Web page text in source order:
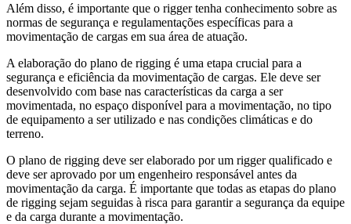
Além disso, é importante que o rigger tenha conhecimento sobre as
normas de segurança e regulamentações específicas para a
movimentação de cargas em sua área de atuação.
A elaboração do plano de rigging é uma etapa crucial para a
segurança e eficiência da movimentação de cargas. Ele deve ser
desenvolvido com base nas características da carga a ser
movimentada, no espaço disponível para a movimentação, no tipo
de equipamento a ser utilizado e nas condições climáticas e do
terreno.
O plano de rigging deve ser elaborado por um rigger qualificado e
deve ser aprovado por um engenheiro responsável antes da
movimentação da carga. É importante que todas as etapas do plano
de rigging sejam seguidas à risca para garantir a segurança da equipe
e da carga durante a movimentação.